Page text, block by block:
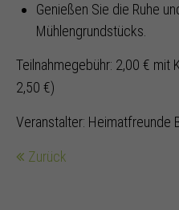
Genießen Sie die Ruhe
Mühlengrundstücks.
Teilnahmegebühr: 2,00 € mit
2,50 €)
Veranstalter: Heimatfreunde
Zurück